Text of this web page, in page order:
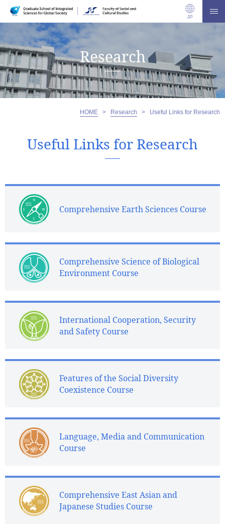
JP
Research
HOME > Research > Useful Links for Research
Useful Links for Research
Comprehensive Earth Sciences Course
Comprehensive Science of Biological
Environment Course
International Cooperation, Security
and Safety Course
Features of the Social Diversity
Coexistence Course
Language, Media and Communication
Course
Comprehensive East Asian and
Japanese Studies Course